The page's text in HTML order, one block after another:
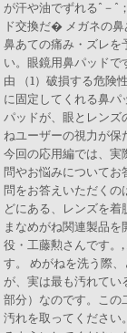
が汗や油でずれる^－^
ド交換だ� メガネの鼻
鼻あての痛み・ズレを
い。眼鏡用鼻パッドで
由 （1）破損する危険
に固定してくれる鼻パ
パッドが、眼とレンズ
ねユーザーの視力が保
今回の応用編では、実
問やお悩みについてお
問をお答えいただくの
どにある、レンズを
まなめがね関連製品
役・工藤勲さんです。
す。 めがねを洗う際
が、実は最も汚れてい
部分）なのです。この
汚れを取ってください